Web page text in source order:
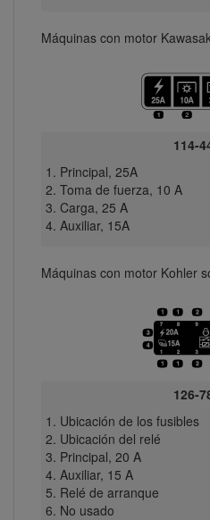
Máquinas con motor
114-
Principal, 25A
Toma de fuerza, 10 A
Carga, 25 A
Auxiliar, 15A
Máquinas con motor Kohler
126-
Ubicación de los fusibles
Ubicación del relé
Principal, 20 A
Auxiliar, 15 A
Relé de arranque
No usado